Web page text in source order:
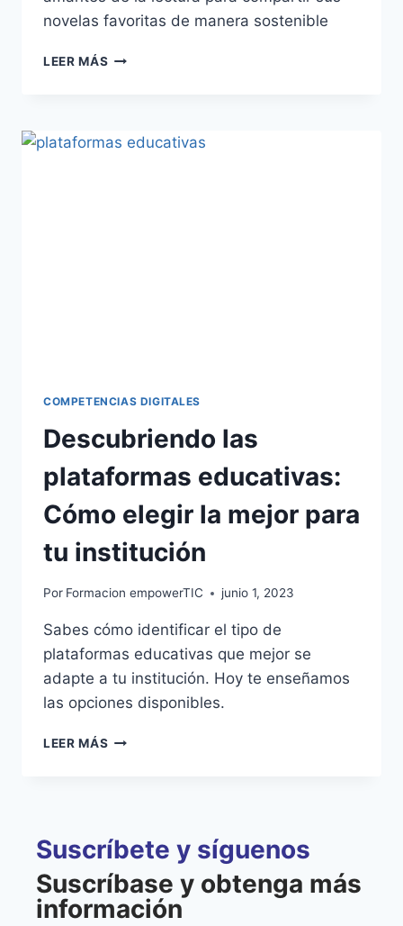
novelas favoritas de manera sostenible
LEER MÁS
COMPETENCIAS DIGITALES
Descubriendo las
plataformas educativas:
Cómo elegir la mejor para
tu institución
Por Formacion empowerTIC junio 1, 2023
Sabes cómo identificar el tipo de
plataformas educativas que mejor se
adapte a tu institución. Hoy te enseñamos
las opciones disponibles.
LEER MÁS
Suscríbete y síguenos
Suscríbase y obtenga más
información